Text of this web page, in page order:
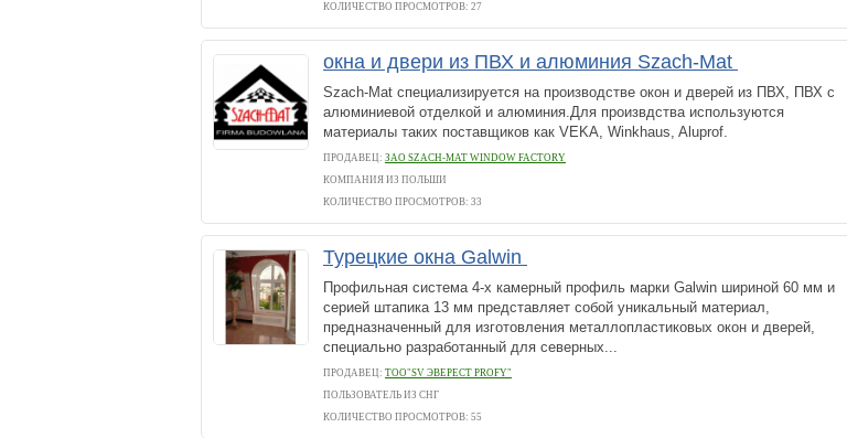
КОЛИЧЕСТВО ПРОСМОТРОВ: 27
окна и двери из ПВХ и алюминия Szach-Mat
Szach-Mat специализируется на производстве окон и дверей из ПВХ, ПВХ с
алюминиевой отделкой и алюминия.Для произвдства используются
материалы таких поставщиков как VEKA, Winkhaus, Aluprof.
ПРОДАВЕЦ: ЗАО SZACH-MAT WINDOW FACTORY
КОМПАНИЯ ИЗ ПОЛЬШИ
КОЛИЧЕСТВО ПРОСМОТРОВ: 33
Турецкие окна Galwin
Профильная система 4-х камерный профиль марки Galwin шириной 60 мм и
серией штапика 13 мм представляет собой уникальный материал,
предназначенный для изготовления металлопластиковых окон и дверей,
специально разработанный для северных...
ПРОДАВЕЦ: ТОО"SV ЭВЕРЕСТ PROFY"
ПОЛЬЗОВАТЕЛЬ ИЗ СНГ
КОЛИЧЕСТВО ПРОСМОТРОВ: 55